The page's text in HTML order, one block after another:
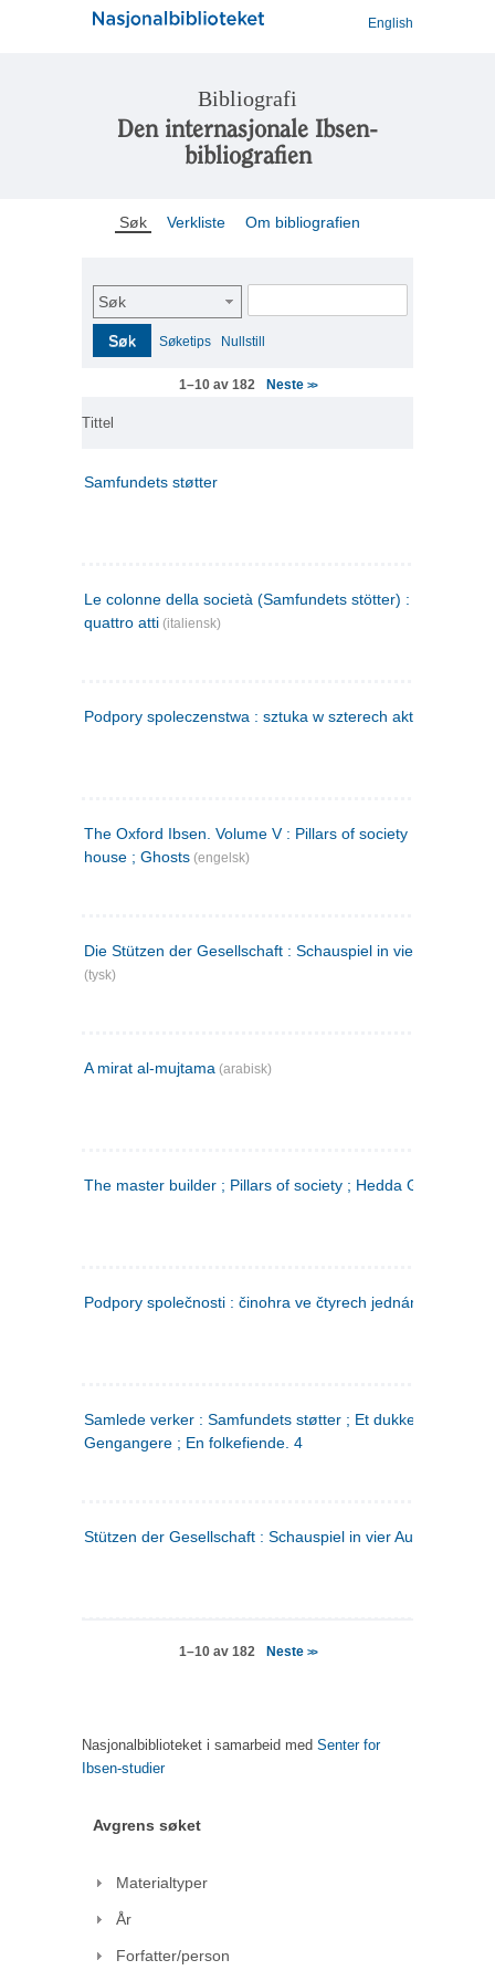
English
Bibliografi
Den internasjonale Ibsen-
bibliografien
Søk Verkliste Om bibliografien
Søk
Søk Søketips Nullstill
1–10 av 182 Neste >>
Tittel
Samfundets støtter
Le colonne della società (Samfundets stötter) : commedia
quattro atti (italiensk)
Podpory spoleczenstwa : sztuka w szterech aktach
The Oxford Ibsen. Volume V : Pillars of society ; A doll's
house ; Ghosts (engelsk)
Die Stützen der Gesellschaft : Schauspiel in vier Aufzügen
(tysk)
A mirat al-mujtama (arabisk)
The master builder ; Pillars of society ; Hedda Gabler
Podpory společnosti : činohra ve čtyrech jednáních
Samlede verker : Samfundets støtter ; Et dukkehjem ;
Gengangere ; En folkefiende. 4
Stützen der Gesellschaft : Schauspiel in vier Aufzügen
1–10 av 182 Neste >>
Nasjonalbiblioteket i samarbeid med Senter for
Ibsen-studier
Avgrens søket
Materialtyper
År
Forfatter/person